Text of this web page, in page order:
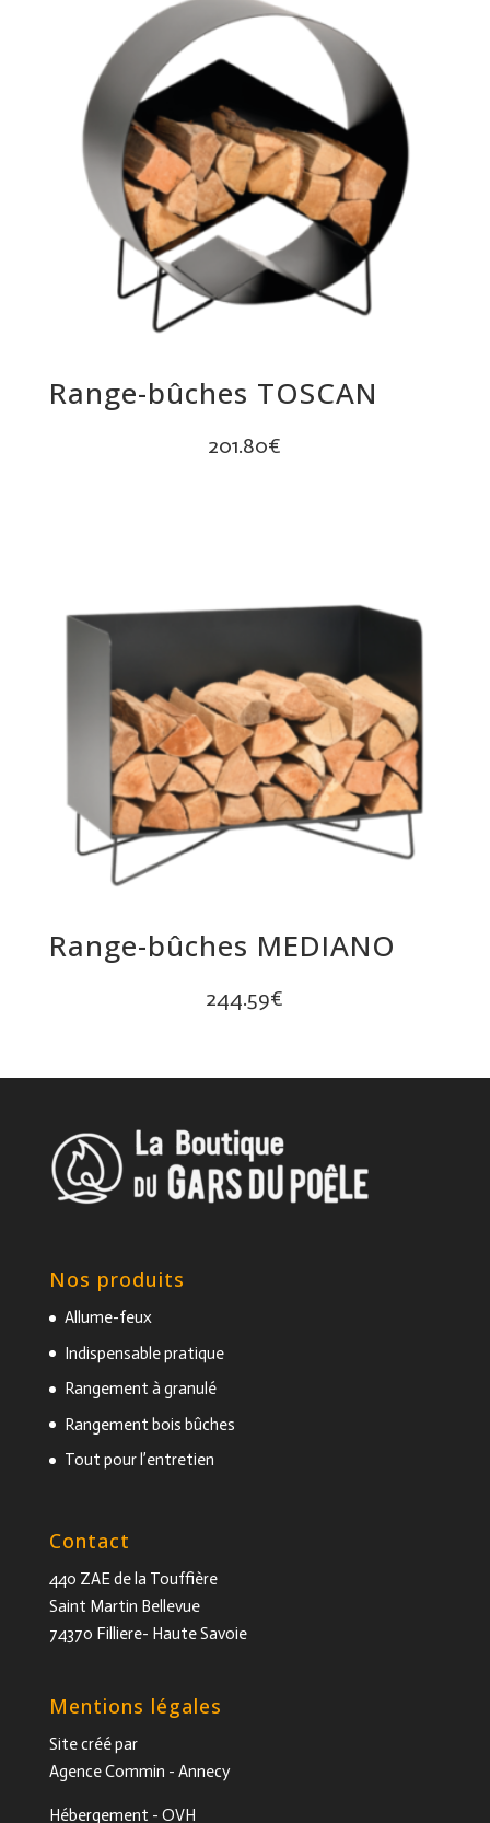
Range-bûches TOSCAN
201.80€
Range-bûches MEDIANO
244.59€
Nos produits
Allume-feux
Indispensable pratique
Rangement à granulé
Rangement bois bûches
Tout pour l’entretien
Contact
440 ZAE de la Touffière
Saint Martin Bellevue
74370 Filliere- Haute Savoie
Mentions légales
Site créé par
Agence Commin - Annecy
Hébergement - OVH